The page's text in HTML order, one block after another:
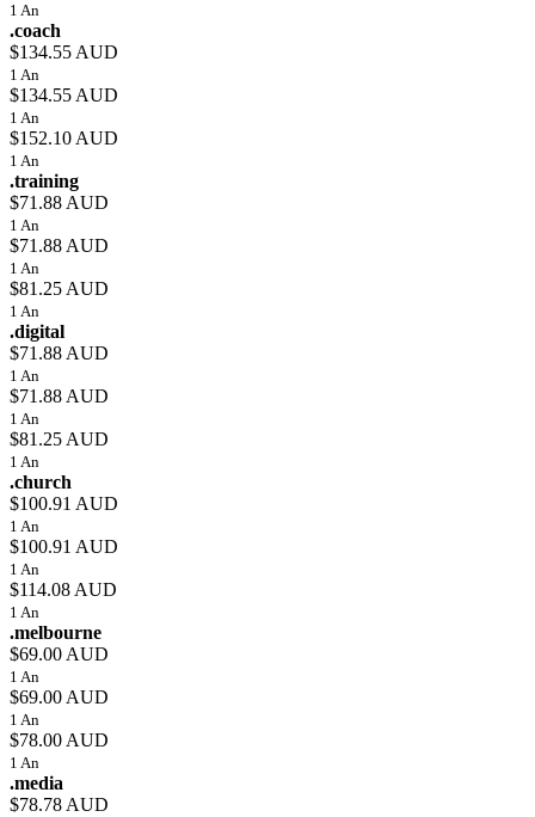
1 An
.coach
$134.55 AUD
1 An
$134.55 AUD
1 An
$152.10 AUD
1 An
.training
$71.88 AUD
1 An
$71.88 AUD
1 An
$81.25 AUD
1 An
.digital
$71.88 AUD
1 An
$71.88 AUD
1 An
$81.25 AUD
1 An
.church
$100.91 AUD
1 An
$100.91 AUD
1 An
$114.08 AUD
1 An
.melbourne
$69.00 AUD
1 An
$69.00 AUD
1 An
$78.00 AUD
1 An
.media
$78.78 AUD